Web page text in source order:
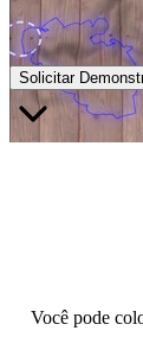
Solicitar
Você pode